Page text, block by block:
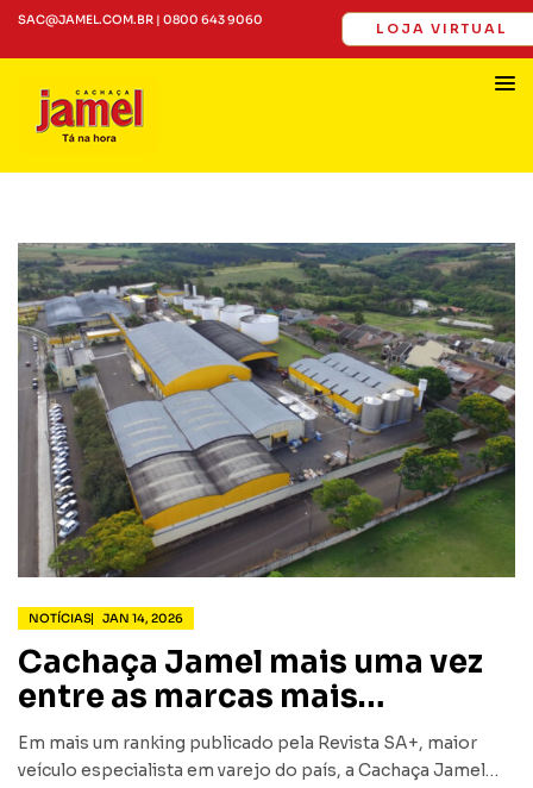
SAC@JAMEL.COM.BR | 0800 643 9060
LOJA VIRTUAL
NOTÍCIAS JAN 14, 2026
Cachaça Jamel mais uma vez
entre as marcas mais
lembradas pelos varejistas
brasileiros
Em mais um ranking publicado pela Revista SA+, maior
veículo especialista em varejo do país, a Cachaça Jamel